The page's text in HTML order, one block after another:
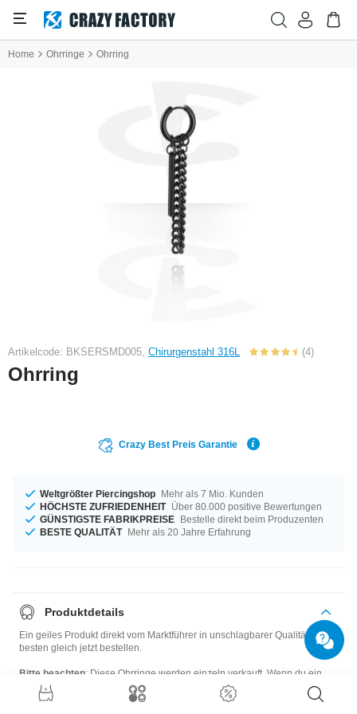
Home Ohrringe Ohrring
Artikelcode: BKSERSMD005, Chirurgenstahl 316L (4)
Ohrring
Crazy Best Preis Garantie
Weltgrößter Piercingshop Mehr als 7 Mio. Kunden
HÖCHSTE ZUFRIEDENHEIT Über 80.000 positive Bewertungen
GÜNSTIGSTE FABRIKPREISE Bestelle direkt beim Produzenten
BESTE QUALITÄT Mehr als 20 Jahre Erfahrung
Produktdetails
Ein geiles Produkt direkt vom Marktführer in unschlagbarer Qualität! Am
besten gleich jetzt bestellen.
Bitte beachten: Diese Ohrringe werden einzeln verkauft. Wenn du ein
Paar möchtest, bitte bestelle zwei Stück.